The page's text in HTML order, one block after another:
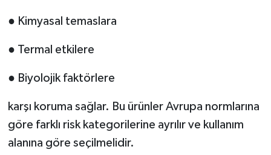
● Kimyasal temaslara
● Termal etkilere
● Biyolojik faktörlere
karşı koruma sağlar. Bu ürünler Avrupa normlarına
göre farklı risk kategorilerine ayrılır ve kullanım
alanına göre seçilmelidir.